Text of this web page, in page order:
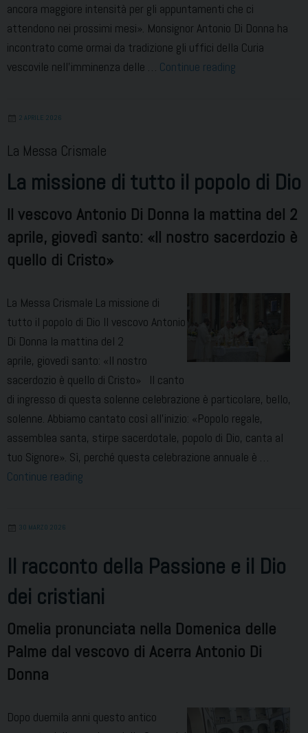
ancora maggiore intensità per gli appuntamenti che ci
attendono nei prossimi mesi». Monsignor Antonio Di Donna ha
incontrato come ormai da tradizione gli uffici della Curia
vescovile nell’imminenza delle … Continue reading
con
uffici)
2 APRILE 2026
La Messa Crismale
La missione di tutto il popolo di Dio
Il vescovo Antonio Di Donna la mattina del 2
aprile, giovedì santo: «Il nostro sacerdozio è
quello di Cristo»
La Messa Crismale La missione di
tutto il popolo di Dio Il vescovo Antonio
Di Donna la mattina del 2
aprile, giovedì santo: «Il nostro
sacerdozio è quello di Cristo» Il canto
di ingresso di questa solenne celebrazione è particolare, bello,
solenne. Abbiamo cantato così all’inizio: «Popolo regale,
assemblea santa, stirpe sacerdotale, popolo di Dio, canta al
tuo Signore». Sì, perché questa celebrazione annuale è …
Continue reading
popolo
di
30 MARZO 2026
Il racconto della Passione e il Dio
dei cristiani
Omelia pronunciata nella Domenica delle
Palme dal vescovo di Acerra Antonio Di
Donna
Dopo duemila anni questo antico